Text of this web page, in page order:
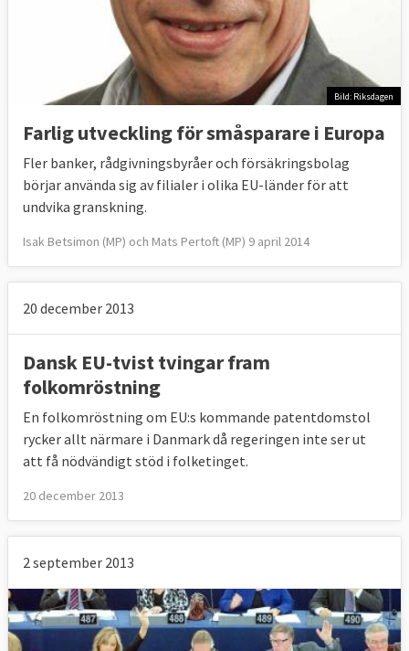
Bild: Riksdagen
Farlig utveckling för småsparare i Europa
Fler banker, rådgivningsbyråer och försäkringsbolag
börjar använda sig av filialer i olika EU-länder för att
undvika granskning.
Isak Betsimon (MP) och Mats Pertoft (MP) 9 april 2014
20 december 2013
Dansk EU-tvist tvingar fram
folkomröstning
En folkomröstning om EU:s kommande patentdomstol
rycker allt närmare i Danmark då regeringen inte ser ut
att få nödvändigt stöd i folketinget.
20 december 2013
2 september 2013